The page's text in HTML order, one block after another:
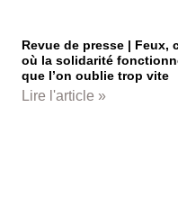
Revue de presse | Feux,
où la solidarité
que l’on oublie trop vite
Lire l'article »